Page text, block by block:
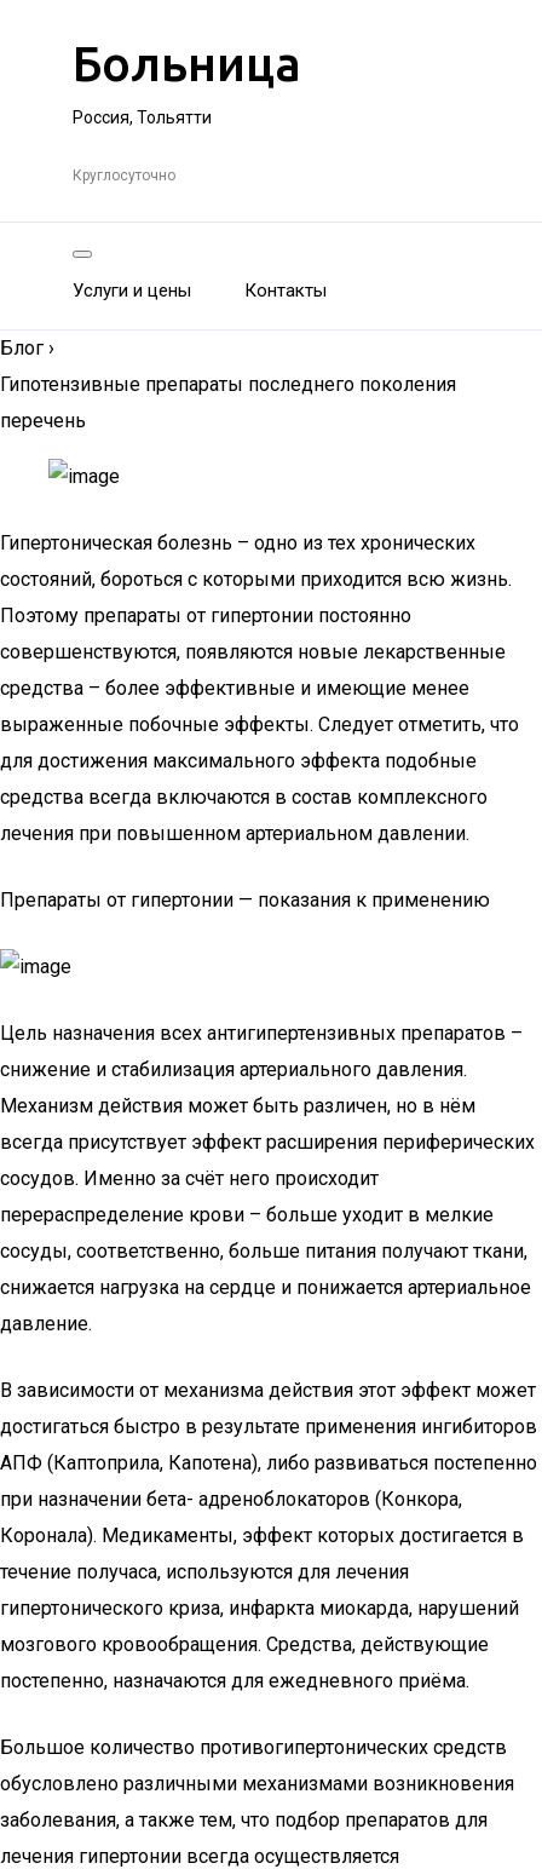
Больница
Россия, Тольятти
Круглосуточно
Услуги и цены Контакты
Блог ›
Гипотензивные препараты последнего поколения
перечень
Гипертоническая болезнь – одно из тех хронических
состояний, бороться с которыми приходится всю жизнь.
Поэтому препараты от гипертонии постоянно
совершенствуются, появляются новые лекарственные
средства – более эффективные и имеющие менее
выраженные побочные эффекты. Следует отметить, что
для достижения максимального эффекта подобные
средства всегда включаются в состав комплексного
лечения при повышенном артериальном давлении.
Препараты от гипертонии — показания к применению
Цель назначения всех антигипертензивных препаратов –
снижение и стабилизация артериального давления.
Механизм действия может быть различен, но в нём
всегда присутствует эффект расширения периферических
сосудов. Именно за счёт него происходит
перераспределение крови – больше уходит в мелкие
сосуды, соответственно, больше питания получают ткани,
снижается нагрузка на сердце и понижается артериальное
давление.
В зависимости от механизма действия этот эффект может
достигаться быстро в результате применения ингибиторов
АПФ (Каптоприла, Капотена), либо развиваться постепенно
при назначении бета- адреноблокаторов (Конкора,
Коронала). Медикаменты, эффект которых достигается в
течение получаса, используются для лечения
гипертонического криза, инфаркта миокарда, нарушений
мозгового кровообращения. Средства, действующие
постепенно, назначаются для ежедневного приёма.
Большое количество противогипертонических средств
обусловлено различными механизмами возникновения
заболевания, а также тем, что подбор препаратов для
лечения гипертонии всегда осуществляется